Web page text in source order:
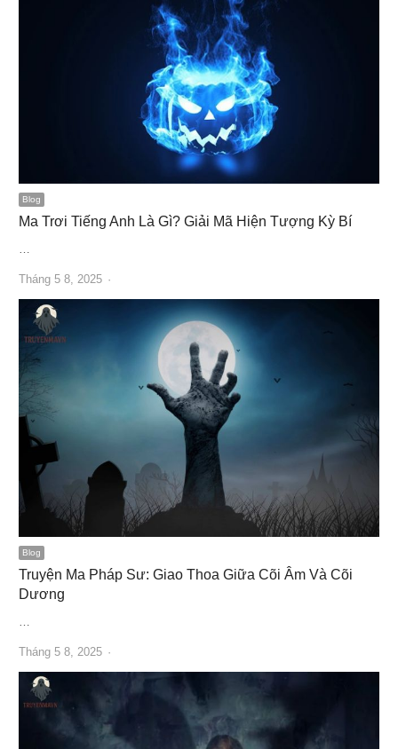
Blog
Ma Trơi Tiếng Anh Là Gì? Giải Mã Hiện Tượng Kỳ Bí
Tháng 5 8, 2025
Blog
Truyện Ma Pháp Sư: Giao Thoa Giữa Cõi Âm Và Cõi
Dương
…
Tháng 5 8, 2025